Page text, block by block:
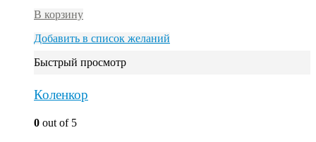
В корзину
Добавить в список желаний
Быстрый просмотр
Коленкор
0 out of 5